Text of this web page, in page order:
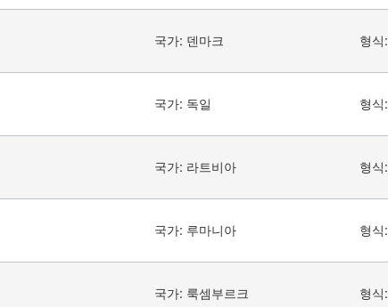
국가: 덴마크 형식:
국가: 독일 형식:
국가: 라트비아 형식:
국가: 루마니아 형식:
국가: 룩셈부르크 형식: